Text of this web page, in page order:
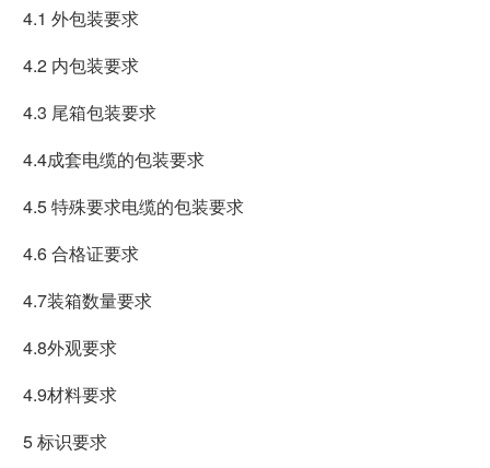
4.1 外包装要求
4.2 内包装要求
4.3 尾箱包装要求
4.4成套电缆的包装要求
4.5 特殊要求电缆的包装要求
4.6 合格证要求
4.7装箱数量要求
4.8外观要求
4.9材料要求
5 标识要求